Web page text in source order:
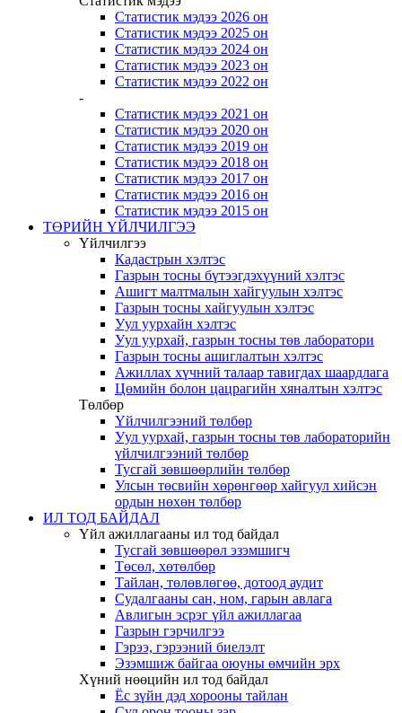
Статистик мэдээ 2026 он
Статистик мэдээ 2025 он
Статистик мэдээ 2024 он
Статистик мэдээ 2023 он
Статистик мэдээ 2022 он
-
Статистик мэдээ 2021 он
Статистик мэдээ 2020 он
Статистик мэдээ 2019 он
Статистик мэдээ 2018 он
Статистик мэдээ 2017 он
Статистик мэдээ 2016 он
Статистик мэдээ 2015 он
ТӨРИЙН ҮЙЛЧИЛГЭЭ
Үйлчилгээ
Кадастрын хэлтэс
Газрын тосны бүтээгдэхүүний хэлтэс
Ашигт малтмалын хайгуулын хэлтэс
Газрын тосны хайгуулын хэлтэс
Уул уурхайн хэлтэс
Уул уурхай, газрын тосны төв лаборатори
Газрын тосны ашиглалтын хэлтэс
Ажиллах хүчний талаар тавигдах шаардлага
Цөмийн болон цацрагийн хяналтын хэлтэс
Төлбөр
Үйлчилгээний төлбөр
Уул уурхай, газрын тосны төв лабораторийн
үйлчилгээний төлбөр
Тусгай зөвшөөрлийн төлбөр
Улсын төсвийн хөрөнгөөр хайгуул хийсэн
ордын нөхөн төлбөр
ИЛ ТОД БАЙДАЛ
Үйл ажиллагааны ил тод байдал
Тусгай зөвшөөрөл эзэмшигч
Төсөл, хөтөлбөр
Тайлан, төлөвлөгөө, дотоод аудит
Судалгааны сан, ном, гарын авлага
Авлигын эсрэг үйл ажиллагаа
Газрын гэрчилгээ
Гэрээ, гэрээний биелэлт
Эзэмшиж байгаа оюуны өмчийн эрх
Хүний нөөцийн ил тод байдал
Ёс зүйн дэд хорооны тайлан